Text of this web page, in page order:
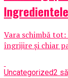
Vara schimbă
îngrijire și chiar
Uncategorized2